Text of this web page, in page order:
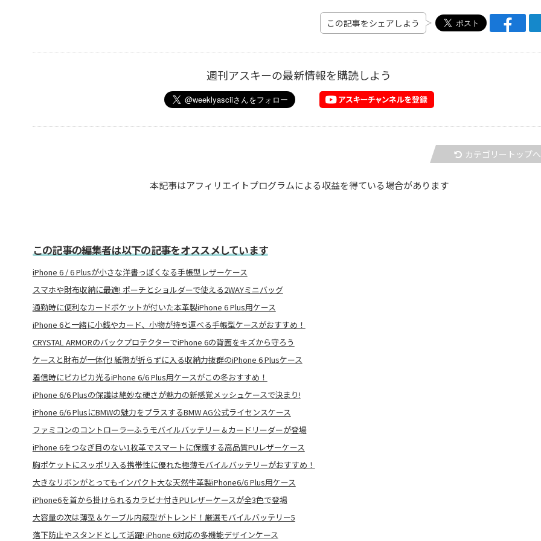
この記事をシェアしよう
週刊アスキーの最新情報を購読しよう
カテゴリートップへ
本記事はアフィリエイトプログラムによる収益を得ている場合があります
この記事の編集者は以下の記事をオススメしています
iPhone 6 / 6 Plusが小さな洋書っぽくなる手帳型レザーケース
スマホや財布収納に最適! ポーチとショルダーで使える2WAYミニバッグ
通勤時に便利なカードポケットが付いた本革製iPhone 6 Plus用ケース
iPhone 6と一緒に小銭やカード、小物が持ち運べる手帳型ケースがおすすめ！
CRYSTAL ARMORのバックプロテクターでiPhone 6の背面をキズから守ろう
ケースと財布が一体化! 紙幣が折らずに入る収納力抜群のiPhone 6 Plusケース
着信時にピカピカ光るiPhone 6/6 Plus用ケースがこの冬おすすめ！
iPhone 6/6 Plusの保護は絶妙な硬さが魅力の新感覚メッシュケースで決まり!
iPhone 6/6 PlusにBMWの魅力をプラスするBMW AG公式ライセンスケース
ファミコンのコントローラーふうモバイルバッテリー＆カードリーダーが登場
iPhone 6をつなぎ目のない1枚革でスマートに保護する高品質PUレザーケース
胸ポケットにスッポリ入る携帯性に優れた極薄モバイルバッテリーがおすすめ！
大きなリボンがとってもインパクト大な天然牛革製iPhone6/6 Plus用ケース
iPhone6を首から掛けられるカラビナ付きPUレザーケースが全3色で登場
大容量の次は薄型＆ケーブル内蔵型がトレンド！厳選モバイルバッテリー5
落下防止やスタンドとして活躍! iPhone 6対応の多機能デザインケース